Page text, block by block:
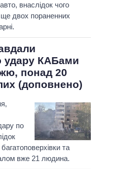
внаслідок чого
ще двох пораненних
удару КАБами
понад 20
(доповнено)
по
та
вже 21 людина.